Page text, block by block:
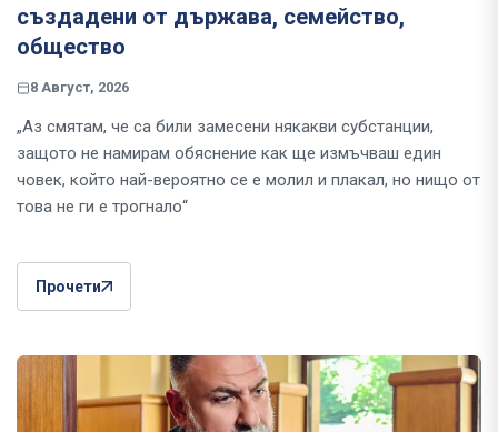
създадени от държава, семейство,
общество
8 Август, 2026
„Аз смятам, че са били замесени някакви субстанции,
защото не намирам обяснение как ще измъчваш един
човек, който най-вероятно се е молил и плакал, но нищо от
това не ги е трогнало“
Прочети